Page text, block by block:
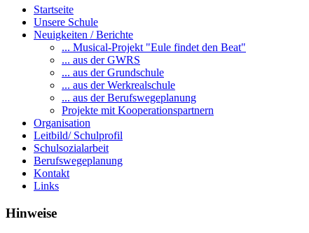
Startseite
Unsere Schule
Neuigkeiten / Berichte
... Musical-Projekt "Eule findet den Beat"
... aus der GWRS
... aus der Grundschule
... aus der Werkrealschule
... aus der Berufswegeplanung
Projekte mit Kooperationspartnern
Organisation
Leitbild/ Schulprofil
Schulsozialarbeit
Berufswegeplanung
Kontakt
Links
Hinweise